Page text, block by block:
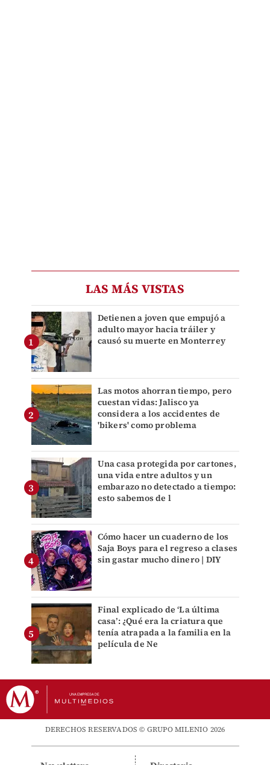
LAS MÁS VISTAS
Detienen a joven que empujó a
adulto mayor hacia tráiler y
causó su muerte en Monterrey
Las motos ahorran tiempo, pero
cuestan vidas: Jalisco ya
considera a los accidentes de
'bikers' como problema
Una casa protegida por cartones,
una vida entre adultos y un
embarazo no detectado a tiempo:
esto sabemos de l
Cómo hacer un cuaderno de los
Saja Boys para el regreso a clases
sin gastar mucho dinero | DIY
Final explicado de ‘La última
casa’: ¿Qué era la criatura que
tenía atrapada a la familia en la
película de Ne
DERECHOS RESERVADOS © GRUPO MILENIO 2026